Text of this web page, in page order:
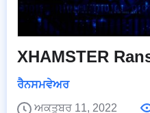
XHAMSTER
ਰੈਨਸਮਵੇਅਰ
ਅਕਤੂਬਰ 11, 2022